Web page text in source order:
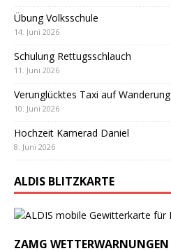
Übung Volksschule
14. Juni 2026
Schulung Rettugsschlauch
11. Juni 2026
Verunglücktes Taxi auf Wanderung
10. Juni 2026
Hochzeit Kamerad Daniel
8. Juni 2026
ALDIS BLITZKARTE
ZAMG WETTERWARNUNGEN